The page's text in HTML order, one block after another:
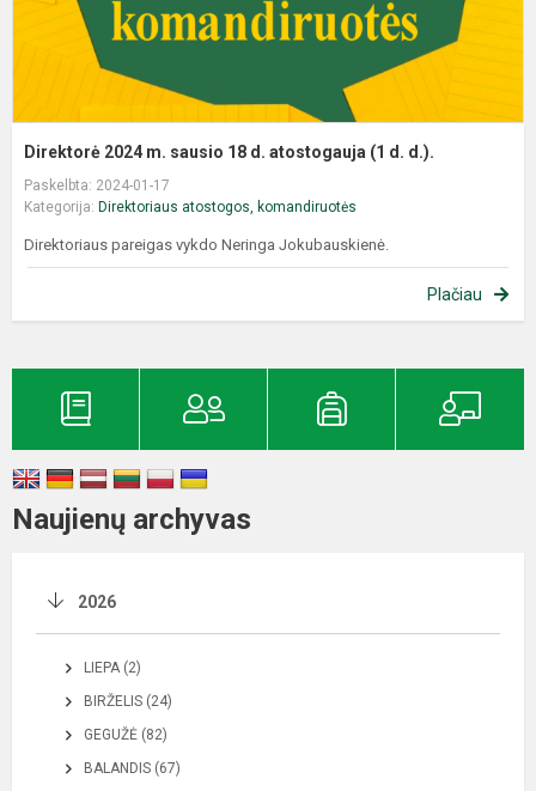
Direktorė 2024 m. sausio 18 d. atostogauja (1 d. d.).
Paskelbta: 2024-01-17
Kategorija: Direktoriaus atostogos, komandiruotės
Direktoriaus pareigas vykdo Neringa Jokubauskienė.
Plačiau
Naujienų archyvas
2026
LIEPA (2)
BIRŽELIS (24)
GEGUŽĖ (82)
BALANDIS (67)